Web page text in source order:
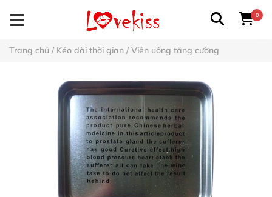
0
Trang chủ / Kéo dài thời gian / Viên uống tăng cường